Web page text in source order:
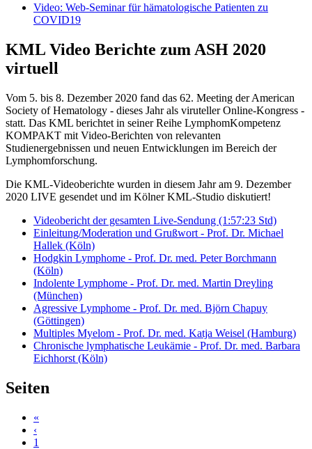
Video: Web-Seminar für hämatologische Patienten zu
COVID19
KML Video Berichte zum ASH 2020
virtuell
Vom 5. bis 8. Dezember 2020 fand das 62. Meeting der American
Society of Hematology - dieses Jahr als viruteller Online-Kongress -
statt. Das KML berichtet in seiner Reihe LymphomKompetenz
KOMPAKT mit Video-Berichten von relevanten
Studienergebnissen und neuen Entwicklungen im Bereich der
Lymphomforschung.
Die KML-Videoberichte wurden in diesem Jahr am 9. Dezember
2020 LIVE gesendet und im Kölner KML-Studio diskutiert!
Videobericht der gesamten Live-Sendung (1:57:23 Std)
Einleitung/Moderation und Grußwort - Prof. Dr. Michael
Hallek (Köln)
Hodgkin Lymphome - Prof. Dr. med. Peter Borchmann
(Köln)
Indolente Lymphome - Prof. Dr. med. Martin Dreyling
(München)
Agressive Lymphome - Prof. Dr. med. Björn Chapuy
(Göttingen)
Multiples Myelom - Prof. Dr. med. Katja Weisel (Hamburg)
Chronische lymphatische Leukämie - Prof. Dr. med. Barbara
Eichhorst (Köln)
Seiten
«
‹
1